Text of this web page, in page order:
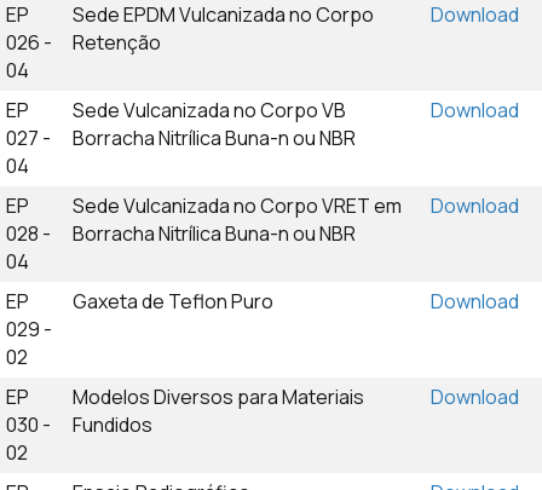
EP
026 -
04
Sede EPDM Vulcanizada no Corpo
Retenção
Download
EP
027 -
04
Sede Vulcanizada no Corpo VB
Borracha Nitrílica Buna-n ou NBR
Download
EP
028 -
04
Sede Vulcanizada no Corpo VRET em
Borracha Nitrílica Buna-n ou NBR
Download
EP
029 -
02
Gaxeta de Teflon Puro Download
EP
030 -
02
Modelos Diversos para Materiais
Fundidos
Download